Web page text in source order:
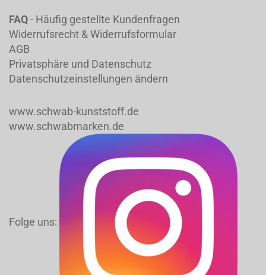
FAQ- Häufig gestellte Kundenfragen
Widerrufsrecht & Widerrufsformular
AGB
Privatsphäre und Datenschutz
Datenschutzeinstellungen ändern
www.schwab-kunststoff.de
www.schwabmarken.de
Folge uns: